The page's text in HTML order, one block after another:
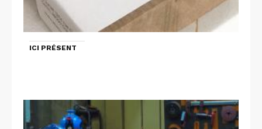
ICI PRÉSENT